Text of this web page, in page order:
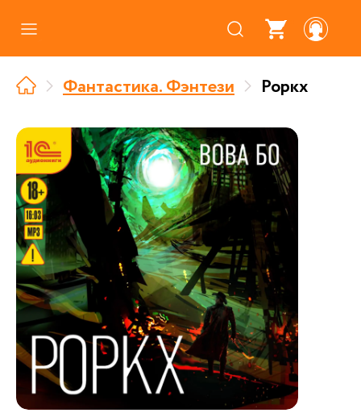
Где купить
Про аудиокниги
О нас
Партнерам
Фантастика. Фэнтези Роркх